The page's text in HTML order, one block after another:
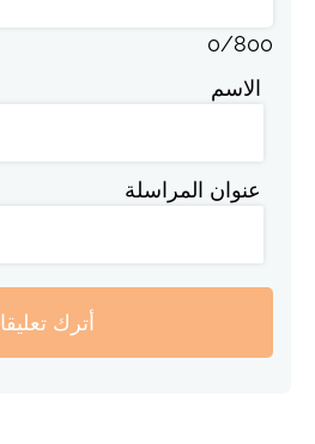
0/800
الاسم
عنوان المراسلة
أترك تعليقا